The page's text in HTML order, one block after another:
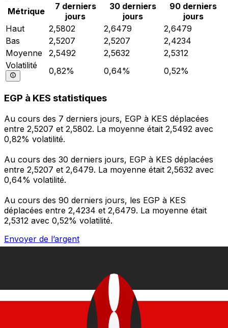
Métrique
7 derniers
jours
30 derniers
jours
90 derniers
jours
Haut
2,5802 2,6479
2,6479
Bas
2,5207 2,5207
2,4234
Moyenne
2,5492 2,5632
2,5312
Volatilité
0,82% 0,64% 0,52%
EGP à KES statistiques
Au cours des 7 derniers jours, EGP à KES déplacées
entre 2,5207 et 2,5802. La moyenne était 2,5492 avec
0,82% volatilité.
Au cours des 30 derniers jours, EGP à KES déplacées
entre 2,5207 et 2,6479. La moyenne était 2,5632 avec
0,64% volatilité.
Au cours des 90 derniers jours, les EGP à KES
déplacées entre 2,4234 et 2,6479. La moyenne était
2,5312 avec 0,52% volatilité.
Envoyer de l’argent
L'application Xe réunit toutes les fonctionnalités
nécessaires pour vos transferts d'argent internationaux
et la gestion de vos devises. Convertissez des devises,
programmez des alertes de taux et transférez de